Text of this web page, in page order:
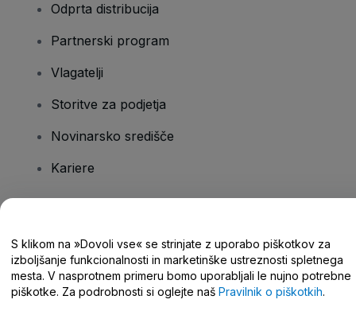
Odprta distribucija
Partnerski program
Vlagatelji
Storitve za podjetja
Novinarsko središče
Kariere
Središče za pomoč/stik z nami
S klikom na »Dovoli vse« se strinjate z uporabo piškotkov za
izboljšanje funkcionalnosti in marketinške ustreznosti spletnega
mesta. V nasprotnem primeru bomo uporabljali le nujno potrebne
piškotke. Za podrobnosti si oglejte naš Pravilnik o piškotkih.